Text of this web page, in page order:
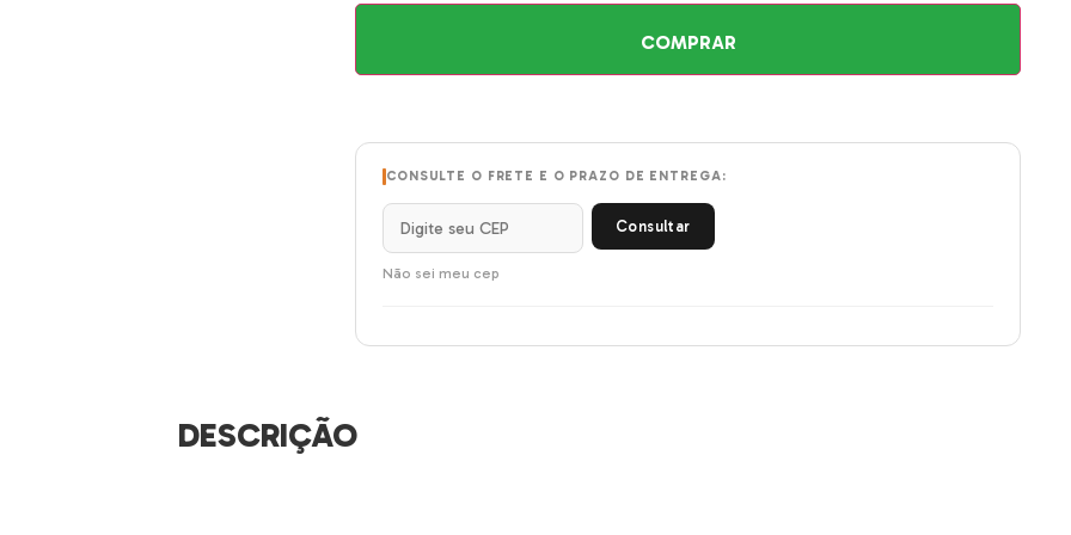
COMPRAR
CONSULTE O FRETE E O PRAZO DE ENTREGA:
Consultar
Não sei meu cep
DESCRIÇÃO